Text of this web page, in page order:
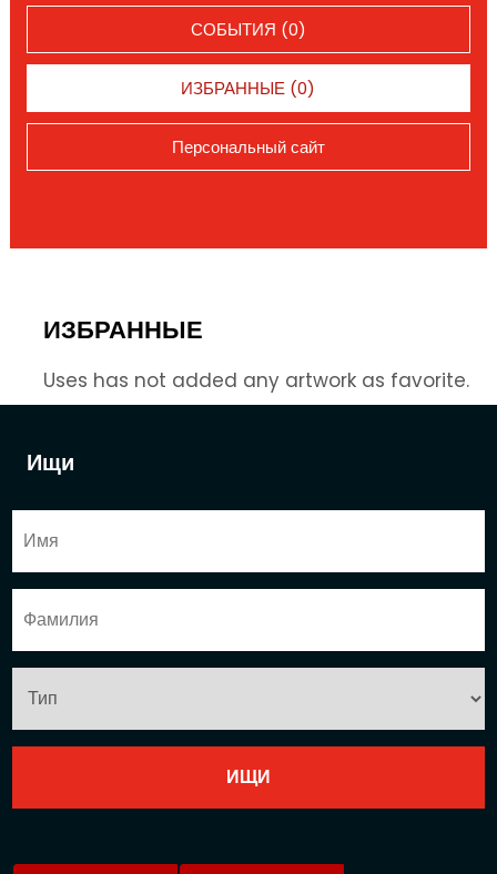
Ищи
СОБЫТИЯ (0)
ИЗБРАННЫЕ (0)
Персональный сайт
ИЗБРАННЫЕ
Uses has not added any artwork as favorite.